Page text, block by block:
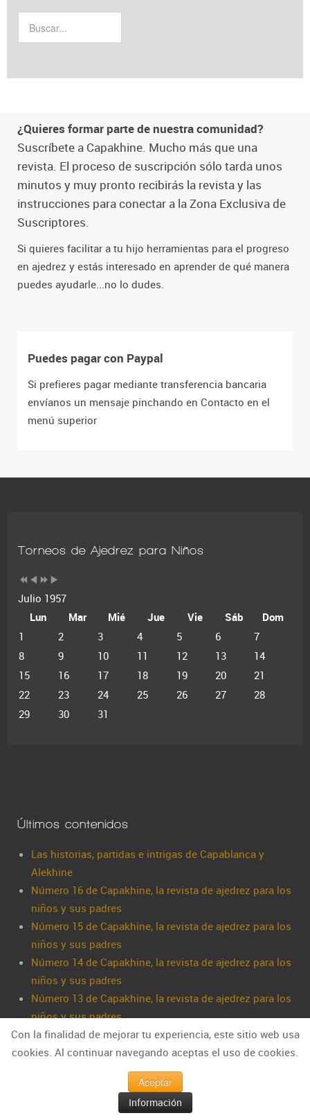
¿Quieres formar parte de nuestra comunidad?
Suscríbete a Capakhine. Mucho más que una
revista. El proceso de suscripción sólo tarda unos
minutos y muy pronto recibirás la revista y las
instrucciones para conectar a la Zona Exclusiva de
Suscriptores.
Si quieres facilitar a tu hijo herramientas para el progreso
en ajedrez y estás interesado en aprender de qué manera
puedes ayudarle...no lo dudes.
Puedes pagar con Paypal
Si prefieres pagar mediante transferencia bancaria
envíanos un mensaje pinchando en Contacto en el
menú superior
Torneos de Ajedrez para Niños
Julio 1957
Lun
Mar Mié Jue Vie Sáb
Dom
1
2 3 4 5 6
7
8
9 10 11 12 13
14
15
16 17 18 19 20
21
22
23 24 25 26 27
28
29
30 31
Últimos contenidos
Las historias, partidas e intrigas de Capablanca y
Alekhine
Número 16 de Capakhine, la revista de ajedrez para los
niños y sus padres
Número 15 de Capakhine, la revista de ajedrez para los
niños y sus padres
Número 14 de Capakhine, la revista de ajedrez para los
niños y sus padres
Número 13 de Capakhine, la revista de ajedrez para los
niños y sus padres
Con la finalidad de mejorar tu experiencia, este sitio web usa
cookies. Al continuar navegando aceptas el uso de cookies.
Aceptar
Información